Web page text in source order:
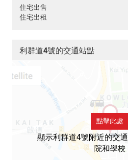
住宅出售
住宅出租
利群道4號的交通站點
點擊此處
顯示利群道4號附近的交
院和學校